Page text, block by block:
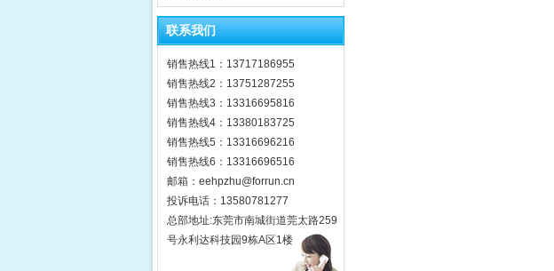
联系我们
销售热线1：13717186955
销售热线2：13751287255
销售热线3：13316695816
销售热线4：13380183725
销售热线5：13316696216
销售热线6：13316696516
邮箱：eehpzhu@for​run.cn
投诉电话：13580781277
总部地址:东莞市南城街道莞太路259
号永利达科技园9栋A区1楼